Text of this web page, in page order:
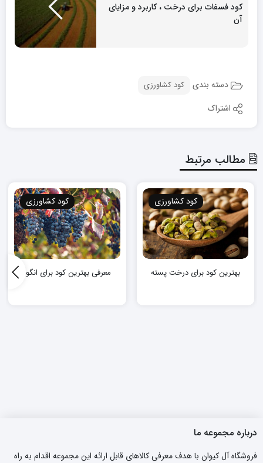
کود فسفات برای درخت ، کاربرد و مزایای
آن
دسته بندی کود کشاورزی
اشتراک
مطالب مرتبط
کود کشاورزی
بهترین کود برای درخت پسته
کود کشاورزی
معرفی بهترین کود برای انگور
درباره مجموعه ما
فروشگاه آل کیوان با هدف معرفی کالاهای قابل ارائه این مجموعه اقدام به راه